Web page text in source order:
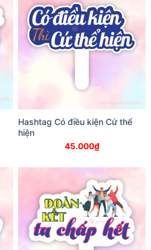
Hashtag Có điều kiện Cứ thể
hiện
45.000₫